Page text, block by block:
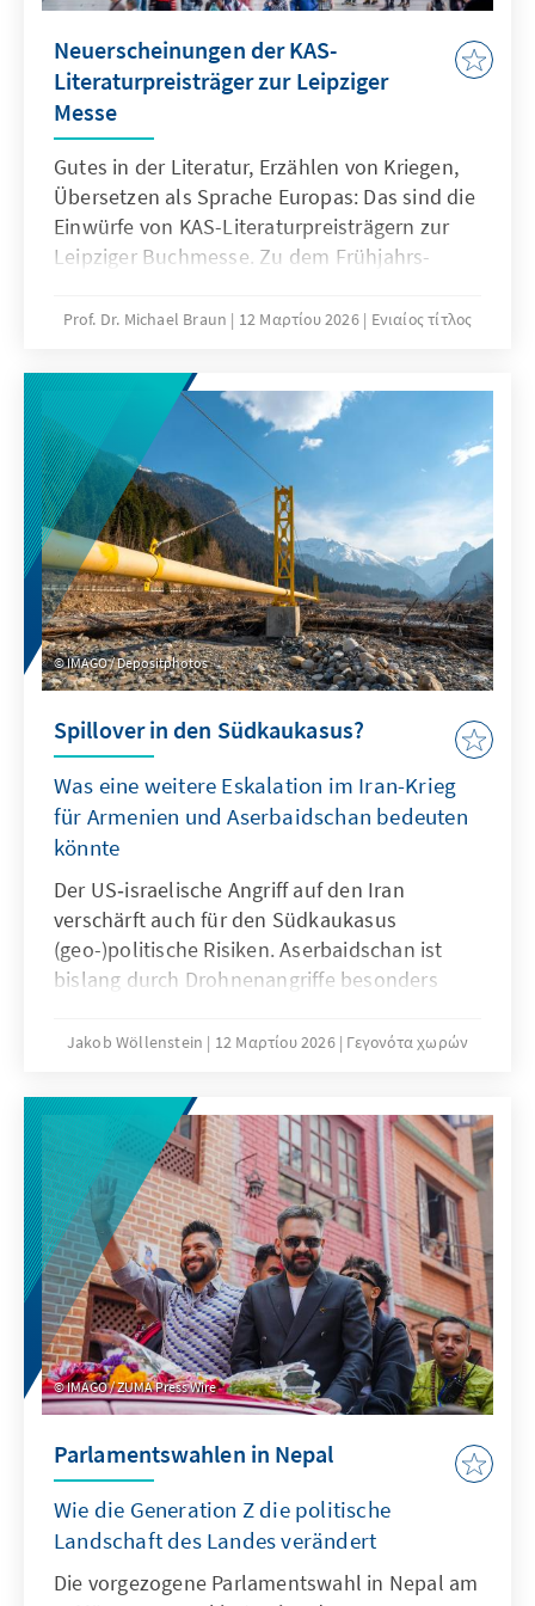
Neuerscheinungen der KAS-
Literaturpreisträger zur Leipziger
Messe
Gutes in der Literatur, Erzählen von Kriegen,
Übersetzen als Sprache Europas: Das sind die
Einwürfe von KAS-Literaturpreisträgern zur
Leipziger Buchmesse. Zu dem Frühjahrs-
mehr als dreitausend einzelne
den Stiftungspreisträgern Norbert Gstrein und
Ulrike Draesner. Für den Preis der Leipziger
Buchmesse 2026 ist Anja Kampmanns Roman
„Die Wut ist ein heller Stern“ nominiert, ein
Buch, in dem die EHF 2010-Stipendiatin der
Stiftung die Geschichte einer lebens- und
haltungsstarken Varietétänzerin während der
NS-Zeit erzählt.
Prof. Dr. Michael Braun 12 Μαρτίου 2026 Ενιαίος τίτλος
IMAGO / Depositphotos
Spillover in den Südkaukasus?
Was eine weitere Eskalation im Iran-Krieg
für Armenien und Aserbaidschan bedeuten
könnte
Der US‑israelische Angriff auf den Iran
verschärft auch für den Südkaukasus
(geo-)politische Risiken. Aserbaidschan ist
bislang durch Drohnenangriffe besonders
indirekte Folgen wie Flüchtlingsbewegungen,
Bedrohungen für Energieinfrastruktur. Europa
ist gefordert, da eine Eskalation Rivalitäten
verstärken, Partner bedrohen und unsere
Energie- sowie Sicherheitsinteressen
unmittelbar berühren würde.
Jakob Wöllenstein 12 Μαρτίου 2026 Γεγονότα χωρών
IMAGO / ZUMA Press Wire
Parlamentswahlen in Nepal
Wie die Generation Z die politische
Landschaft des Landes verändert
Die vorgezogene Parlamentswahl in Nepal am